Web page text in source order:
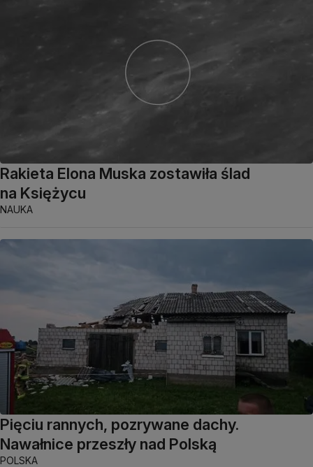
Rakieta Elona Muska zostawiła ślad
na Księżycu
NAUKA
Pięciu rannych, pozrywane dachy.
Nawałnice przeszły nad Polską
POLSKA